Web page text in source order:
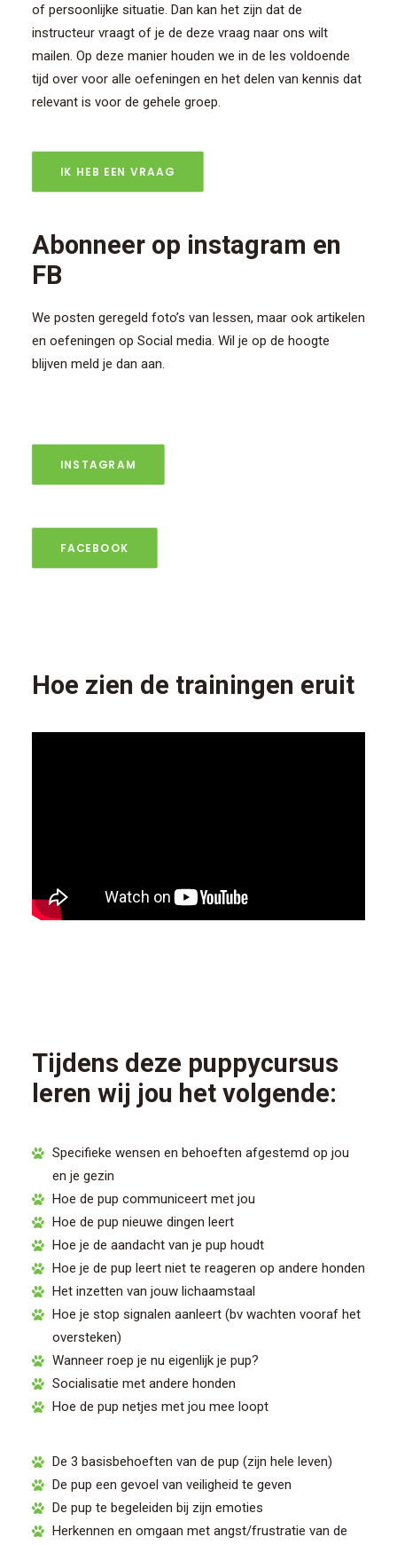
of persoonlijke situatie. Dan kan het zijn dat de
instructeur vraagt of je de deze vraag naar ons wilt
mailen. Op deze manier houden we in de les voldoende
tijd over voor alle oefeningen en het delen van kennis dat
relevant is voor de gehele groep.
IK HEB EEN VRAAG
Abonneer op instagram en
FB
We posten geregeld foto’s van lessen, maar ook artikelen
en oefeningen op Social media. Wil je op de hoogte
blijven meld je dan aan.
INSTAGRAM
FACEBOOK
Hoe zien de trainingen eruit
Tijdens deze puppycursus
leren wij jou het volgende:
Specifieke wensen en behoeften afgestemd op jou
en je gezin
Hoe de pup communiceert met jou
Hoe de pup nieuwe dingen leert
Hoe je de aandacht van je pup houdt
Hoe je de pup leert niet te reageren op andere honden
Het inzetten van jouw lichaamstaal
Hoe je stop signalen aanleert (bv wachten vooraf het
oversteken)
Wanneer roep je nu eigenlijk je pup?
Socialisatie met andere honden
Hoe de pup netjes met jou mee loopt
De 3 basisbehoeften van de pup (zijn hele leven)
De pup een gevoel van veiligheid te geven
De pup te begeleiden bij zijn emoties
Herkennen en omgaan met angst/frustratie van de